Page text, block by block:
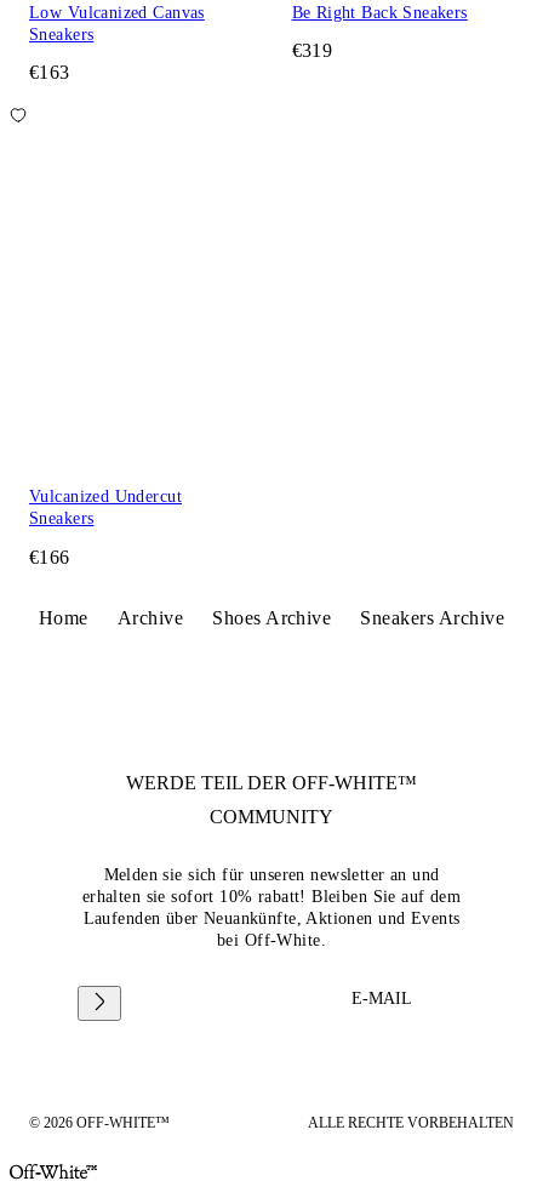
Low Vulcanized Canvas
Sneakers
€163
Be Right Back Sneakers
€319
Vulcanized Undercut
Sneakers
€166
Home Archive Shoes Archive Sneakers Archive
WERDE TEIL DER OFF-WHITE™
COMMUNITY
Melden sie sich für unseren newsletter an und
erhalten sie sofort 10% rabatt! Bleiben Sie auf dem
Laufenden über Neuankünfte, Aktionen und Events
bei Off-White.
E-MAIL
© 2026 OFF-WHITE™ ALLE RECHTE VORBEHALTEN